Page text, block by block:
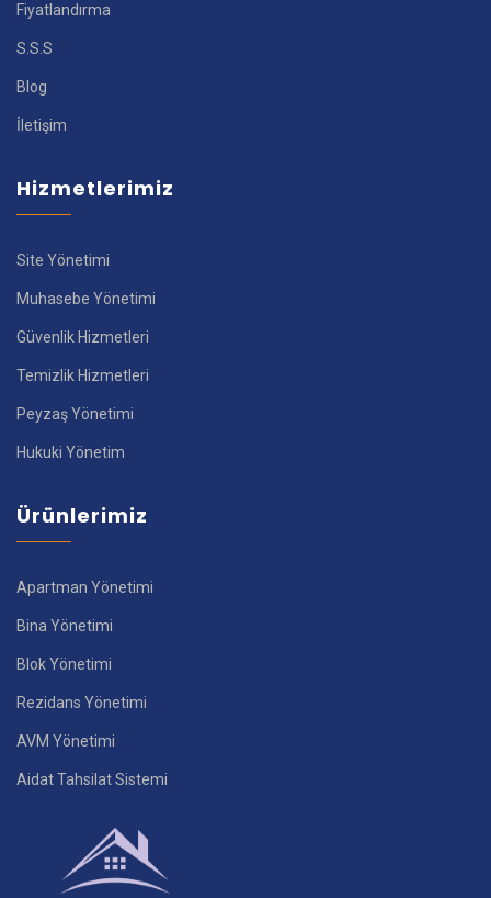
Fiyatlandırma
S.S.S
Blog
İletişim
Hizmetlerimiz
Site Yönetimi
Muhasebe Yönetimi
Güvenlik Hizmetleri
Temizlik Hizmetleri
Peyzaş Yönetimi
Hukuki Yönetim
Ürünlerimiz
Apartman Yönetimi
Bina Yönetimi
Blok Yönetimi
Rezidans Yönetimi
AVM Yönetimi
Aidat Tahsilat Sistemi